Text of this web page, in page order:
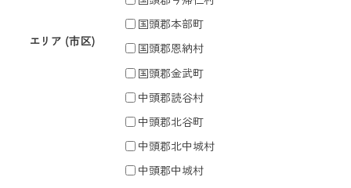
エリア (市区)
国頭郡本部町
国頭郡恩納村
国頭郡金武町
中頭郡読谷村
中頭郡北谷町
中頭郡北中城村
中頭郡中城村